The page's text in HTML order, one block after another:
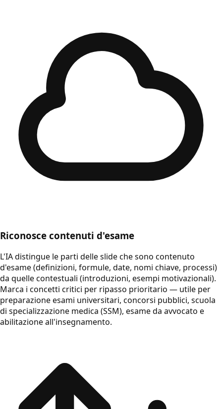
Riconosce contenuti d'esame
L'IA distingue le parti delle slide che sono contenuto
d'esame (definizioni, formule, date, nomi chiave, processi)
da quelle contestuali (introduzioni, esempi motivazionali).
Marca i concetti critici per ripasso prioritario — utile per
preparazione esami universitari, concorsi pubblici, scuola
di specializzazione medica (SSM), esame da avvocato e
abilitazione all'insegnamento.